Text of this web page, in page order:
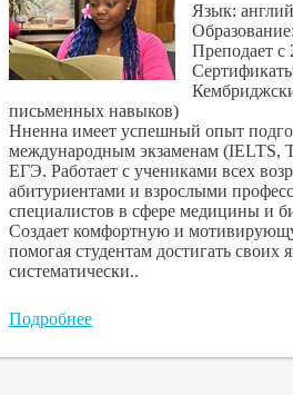
Язык:
Преподает с
письменных навыков)
Нненна имеет успешный опыт
международным экзаменам (IELTS,
ЕГЭ. Работает с учениками всех
абитуриентами и взрослыми
специалистов в сфере медицины и
Создает комфортную и
помогая студентам достигать своих
систематически..
Подробнее